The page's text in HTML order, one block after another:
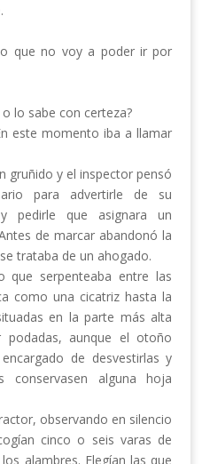
que no voy a poder ir por
lo sabe con certeza?
este momento iba a llamar
gruñido y el inspector pensó
para advertirle de su
pedirle que asignara un
de marcar abandonó la
trataba de un ahogado.
que serpenteaba entre las
como una cicatriz hasta la
en la parte más alta
podadas, aunque el otoño
de desvestirlas y
conservasen alguna hoja
observando en silencio
cinco o seis varas de
alambres. Elegían las que